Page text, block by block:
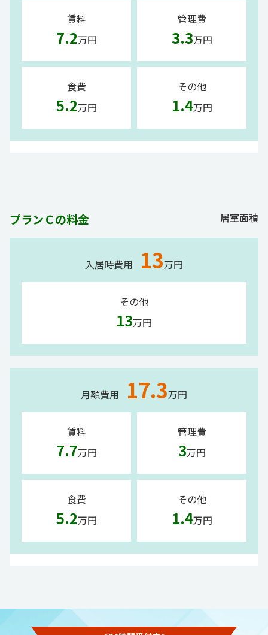
賃料
7.2万円
管理費
3.3万円
食費
5.2万円
その他
1.4万円
プランＣの料金 居室面積
入居時費用 13万円
その他
13万円
月額費用 17.3万円
賃料
7.7万円
管理費
3万円
食費
5.2万円
その他
1.4万円